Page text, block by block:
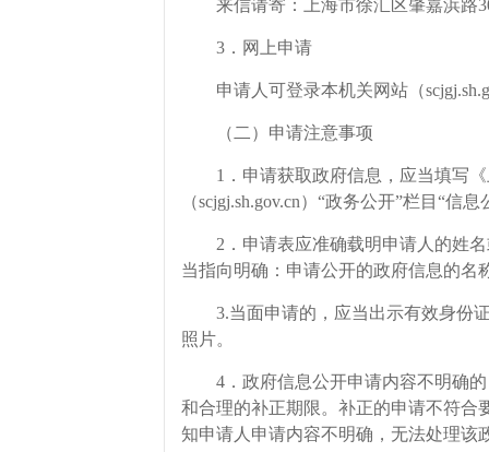
来信请寄：上海市徐汇区肇嘉浜路
3．网上申请
申请人可登录本机关网站（
（二）申请注意事项
1．申请获取政府信息，应当填写《
（scjgj.sh.gov.cn）“政务公开”栏目“信
2．申请表应准确载明申请人的姓名
当指向明确：申请公开的政府信息的名
3.当面申请的，应当出示有效身份证
照片。
4．政府信息公开申请内容不明确的
和合理的补正期限。补正的申请不符合
知申请人申请内容不明确，无法处理该